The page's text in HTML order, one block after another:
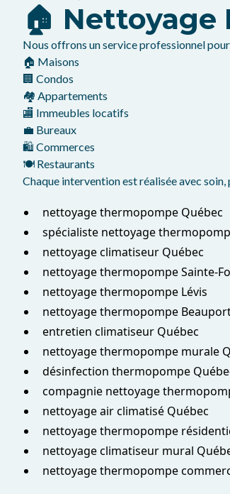
🏠 Nettoyage
Nous offrons un service professionnel
🏠 Maisons
🏢 Condos
🏘️ Appartements
🏬 Immeubles locatifs
💼 Bureaux
🛍️ Commerces
🍽️ Restaurants
Chaque intervention est réalisée avec
nettoyage thermopompe Québec
spécialiste nettoyage
nettoyage climatiseur Québec
nettoyage thermopompe Sainte-
nettoyage thermopompe Lévis
nettoyage thermopompe
entretien climatiseur Québec
nettoyage thermopompe murale
désinfection thermopompe
compagnie nettoyage
nettoyage air climatisé Québec
nettoyage thermopompe
nettoyage climatiseur mural
nettoyage thermopompe